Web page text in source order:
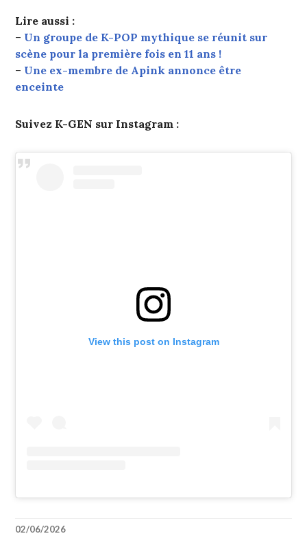
Lire aussi :
– Un groupe de K-POP mythique se réunit sur
scène pour la première fois en 11 ans !
– Une ex-membre de Apink annonce être
enceinte
Suivez K-GEN sur Instagram :
View this post on Instagram
02/06/2026